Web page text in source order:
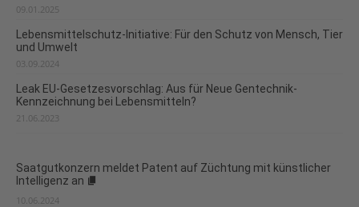
09.01.2025
Lebensmittelschutz-Initiative: Für den Schutz von Mensch, Tier
und Umwelt
03.09.2024
Leak EU-Gesetzesvorschlag: Aus für Neue Gentechnik-
Kennzeichnung bei Lebensmitteln?
21.06.2023
Saatgutkonzern meldet Patent auf Züchtung mit künstlicher
Intelligenz an
10.06.2024